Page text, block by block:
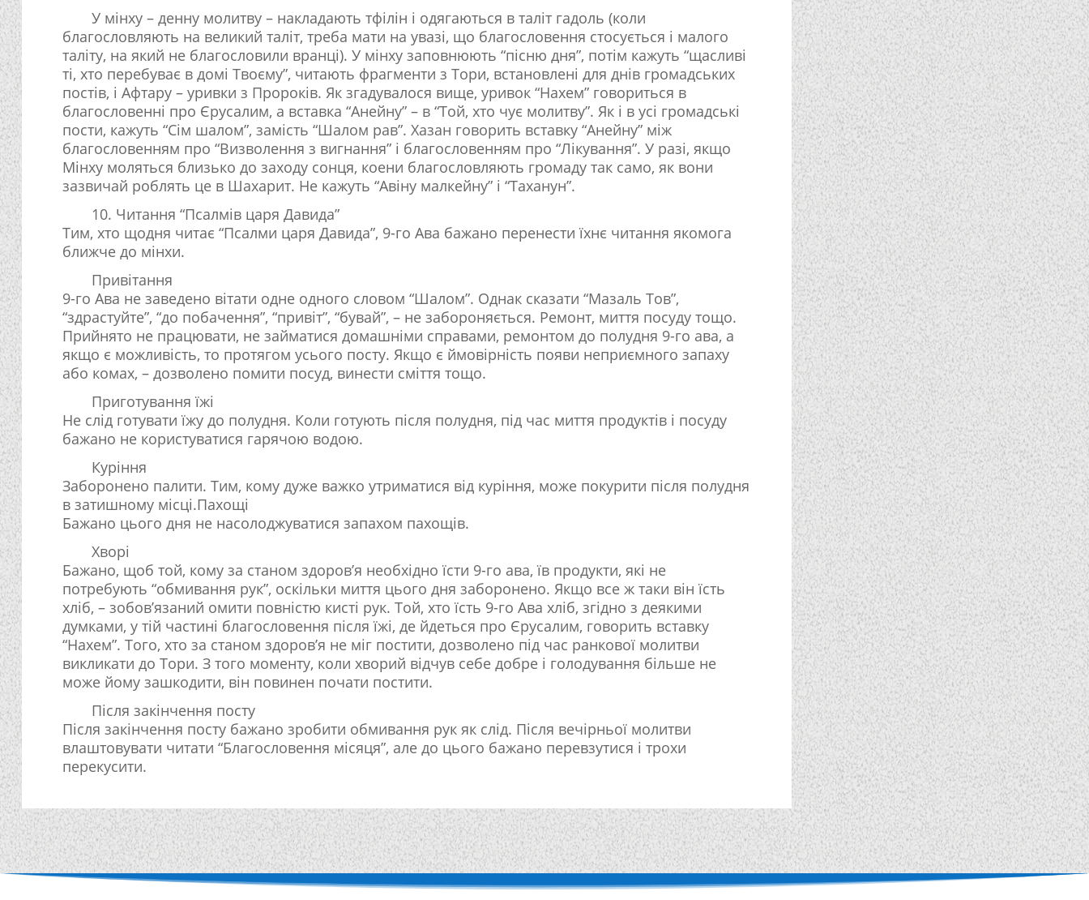
У мінху – денну молитву – накладають тфілін і одягаються в таліт гадоль (коли
благословляють на великий таліт, треба мати на увазі, що благословення стосується і малого
таліту, на який не благословили вранці). У мінху заповнюють “пісню дня”, потім кажуть “щасливі
ті, хто перебуває в домі Твоєму”, читають фрагменти з Тори, встановлені для днів громадських
постів, і Афтару – уривки з Пророків. Як згадувалося вище, уривок “Нахем” говориться в
благословенні про Єрусалим, а вставка “Анейну” – в “Той, хто чує молитву”. Як і в усі громадські
пости, кажуть “Сім шалом”, замість “Шалом рав”. Хазан говорить вставку “Анейну” між
благословенням про “Визволення з вигнання” і благословенням про “Лікування”. У разі, якщо
Мінху моляться близько до заходу сонця, коени благословляють громаду так само, як вони
зазвичай роблять це в Шахарит. Не кажуть “Авіну малкейну” і “Таханун”.
10. Читання “Псалмів царя Давида”
Тим, хто щодня читає “Псалми царя Давида”, 9-го Ава бажано перенести їхнє читання якомога
ближче до мінхи.
Привітання
9-го Ава не заведено вітати одне одного словом “Шалом”. Однак сказати “Мазаль Тов”,
“здрастуйте”, “до побачення”, “привіт”, “бувай”, – не забороняється. Ремонт, миття посуду тощо.
Прийнято не працювати, не займатися домашніми справами, ремонтом до полудня 9-го ава, а
якщо є можливість, то протягом усього посту. Якщо є ймовірність появи неприємного запаху
або комах, – дозволено помити посуд, винести сміття тощо.
Приготування їжі
Не слід готувати їжу до полудня. Коли готують після полудня, під час миття продуктів і посуду
бажано не користуватися гарячою водою.
Куріння
Заборонено палити. Тим, кому дуже важко утриматися від куріння, може покурити після полудня
в затишному місці.Пахощі
Бажано цього дня не насолоджуватися запахом пахощів.
Хворі
Бажано, щоб той, кому за станом здоров’я необхідно їсти 9-го ава, їв продукти, які не
потребують “обмивання рук”, оскільки миття цього дня заборонено. Якщо все ж таки він їсть
хліб, – зобов’язаний омити повністю кисті рук. Той, хто їсть 9-го Ава хліб, згідно з деякими
думками, у тій частині благословення після їжі, де йдеться про Єрусалим, говорить вставку
“Нахем”. Того, хто за станом здоров’я не міг постити, дозволено під час ранкової молитви
викликати до Тори. З того моменту, коли хворий відчув себе добре і голодування більше не
може йому зашкодити, він повинен почати постити.
Після закінчення посту
Після закінчення посту бажано зробити обмивання рук як слід. Після вечірньої молитви
влаштовувати читати “Благословення місяця”, але до цього бажано перевзутися і трохи
перекусити.